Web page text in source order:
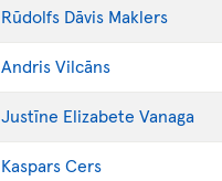
Rūdolfs Dāvis Maklers
Andris Vilcāns
Justīne Elizabete Vanaga
Kaspars Cers